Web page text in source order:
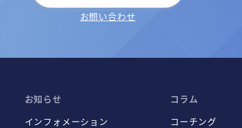
お問い合わせ
お知らせ
インフォメーション
コラム
コーチング